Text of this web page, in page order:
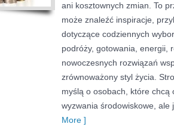
ani kosztownych zmian. To
może znaleźć inspiracje,
dotyczące codziennych
podróży, gotowania, energii,
nowoczesnych rozwiązań
zrównoważony styl życia.
myślą o osobach, które chcą
wyzwania środowiskowe, ale
More ]